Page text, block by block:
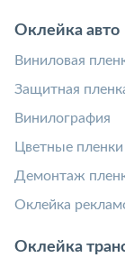
Оклейка авто
Виниловая
Защитная
Винилография
Цветные пленки
Демонтаж
Оклейка
Оклейка